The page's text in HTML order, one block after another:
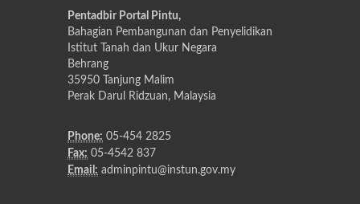
Pentadbir Portal Pintu,
Bahagian Pembangunan dan Penyelidikan
Istitut Tanah dan Ukur Negara
Behrang
35950 Tanjung Malim
Perak Darul Ridzuan, Malaysia
Phone: 05-454 2825
Fax: 05-4542 837
Email: adminpintu@instun.gov.my